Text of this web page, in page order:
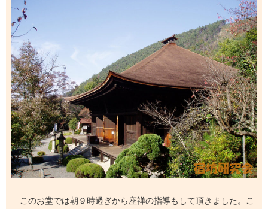
このお堂では朝９時過ぎから座禅の指導もして頂きました。こ